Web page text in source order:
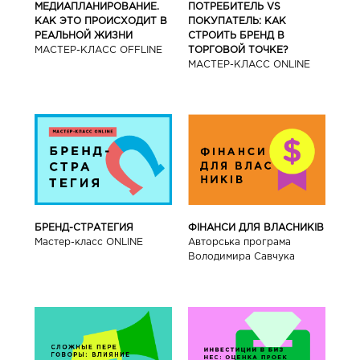
МЕДИАПЛАНИРОВАНИЕ.
КАК ЭТО ПРОИСХОДИТ В
РЕАЛЬНОЙ ЖИЗНИ
МАСТЕР-КЛАСС OFFLINE
ПОТРЕБИТЕЛЬ VS
ПОКУПАТЕЛЬ: КАК
СТРОИТЬ БРЕНД В
ТОРГОВОЙ ТОЧКЕ?
МАСТЕР-КЛАСС ONLINE
БРЕНД-СТРАТЕГИЯ
Мастер-класс ONLINE
ФІНАНСИ ДЛЯ ВЛАСНИКІВ
Авторська програма
Володимира Савчука